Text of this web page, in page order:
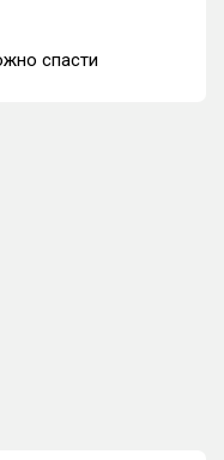
спасти